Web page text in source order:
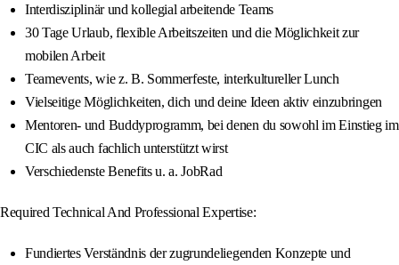
Interdisziplinär und kollegial arbeitende Teams
30 Tage Urlaub, flexible Arbeitszeiten und die Möglichkeit zur
mobilen Arbeit
Teamevents, wie z. B. Sommerfeste, interkultureller Lunch
Vielseitige Möglichkeiten, dich und deine Ideen aktiv einzubringen
Mentoren‑ und Buddyprogramm, bei denen du sowohl im Einstieg im
CIC als auch fachlich unterstützt wirst
Verschiedenste Benefits u. a. JobRad
Required Technical And Professional Expertise:
Fundiertes Verständnis der zugrundeliegenden Konzepte und